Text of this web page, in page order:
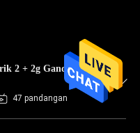
2 + 2g Gandar
47 pandangan